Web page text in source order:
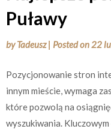
Puławy
byTadeusz | Posted on22
Pozycjonowanie stron
innym mieście, wymaga
które pozwolą na
wyszukiwania.